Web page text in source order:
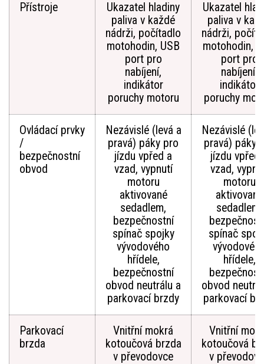
Přístroje
Ukazatel hladiny
paliva v každé
nádrži, počítadlo
motohodin, USB
port pro
nabíjení,
indikátor
poruchy motoru
Ukazatel
paliva v
nádrži,
motohodin,
port pro
nabíjení,
indikátor
poruchy
Ovládací prvky
/
bezpečnostní
obvod
Nezávislé (levá a
pravá) páky pro
jízdu vpřed a
vzad, vypnutí
motoru
aktivované
sedadlem,
bezpečnostní
spínač spojky
vývodového
hřídele,
bezpečnostní
obvod neutrálu a
parkovací brzdy
Nezávislé
pravá) páky
jízdu vpřed
vzad,
motoru
aktivované
sedadlem,
spínač
hřídele,
obvod
parkovací
Parkovací
brzda
Vnitřní mokrá
kotoučová brzda
v převodovce
Vnitřní
kotoučová
v